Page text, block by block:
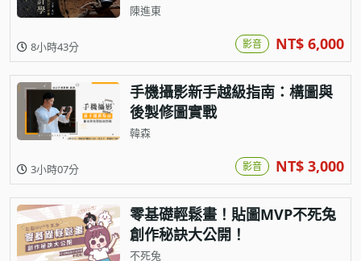
陳進東
8小時43分 影音 NT$ 6,000
手機攝影新手越級指南：構圖與
後製修圖實戰
韓森
3小時07分 影音 NT$ 3,000
零基礎輕鬆畫！貼圖MVP不死兔
創作秘訣大公開！
不死兔